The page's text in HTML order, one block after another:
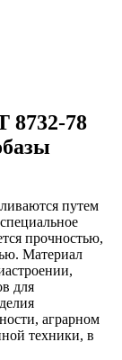
8732-78
путем
прочностью,
Материал
для
аграрном
техники, в